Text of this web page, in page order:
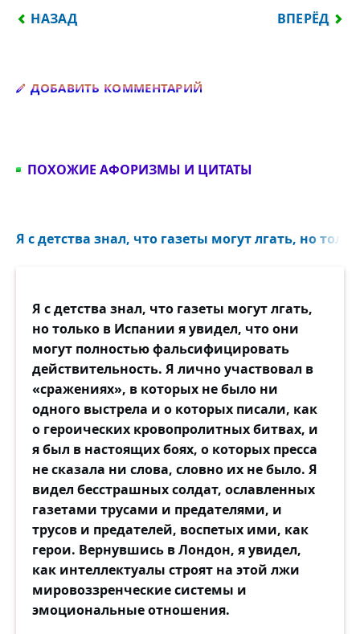
ПРЕДЫДУЩИЙ: ЧЕЛОВЕК — ЕДИНСТВЕННОЕ
НАЗАД ВПЕРЁД
ДОБАВИТЬ КОММЕНТАРИЙ
ПОХОЖИЕ АФОРИЗМЫ И ЦИТАТЫ
Я с детства знал, что газеты могут лгать, но
Я с детства знал, что газеты могут лгать,
но только в Испании я увидел, что они
могут полностью фальсифицировать
действительность. Я лично участвовал в
«сражениях», в которых не было ни
одного выстрела и о которых писали, как
о героических кровопролитных битвах, и
я был в настоящих боях, о которых пресса
не сказала ни слова, словно их не было. Я
видел бесстрашных солдат, ославленных
газетами трусами и предателями, и
трусов и предателей, воспетых ими, как
герои. Вернувшись в Лондон, я увидел,
как интеллектуалы строят на этой лжи
мировоззренческие системы и
эмоциональные отношения.